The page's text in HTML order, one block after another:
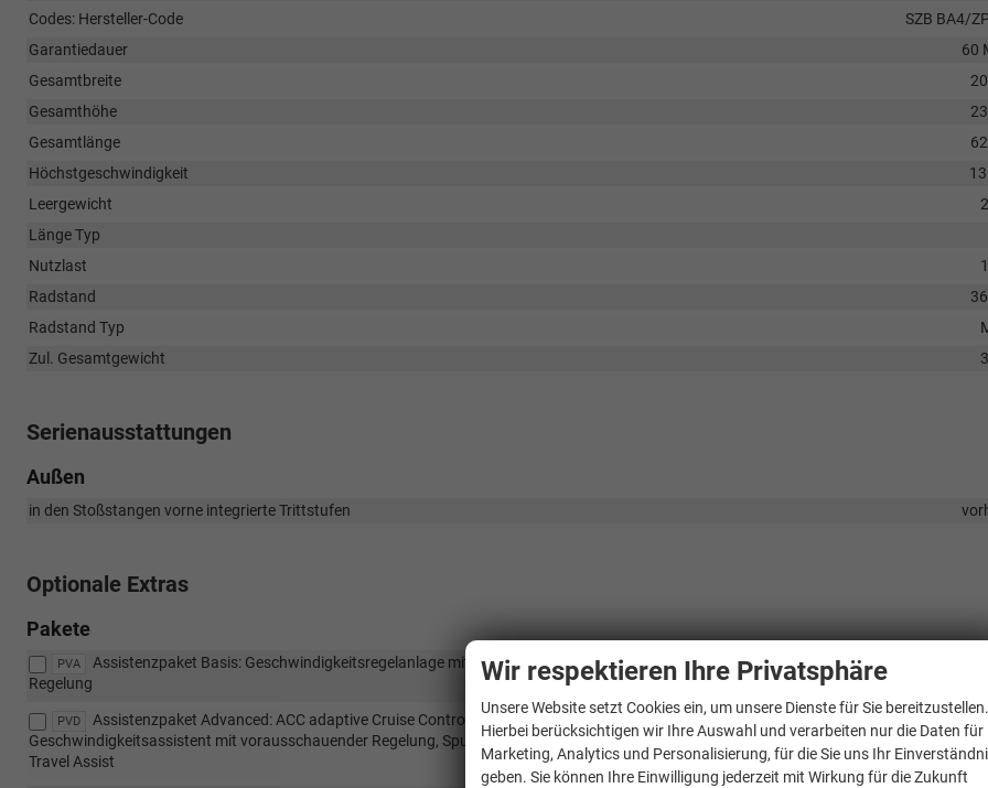
Codes: Hersteller-Code
SZB BA4/
Garantiedauer
60
Gesamtbreite
Gesamthöhe
Gesamtlänge
Höchstgeschwindigkeit
Leergewicht
Länge Typ
Nutzlast
Radstand
Radstand Typ
Zul. Gesamtgewicht
Serienausstattungen
Außen
in den Stoßstangen vorne integrierte Trittstufen
Optionale Extras
Pakete
PVA
Assistenzpaket Basis: Geschwindigkeitsregelanlage mit intelligentem Geschwindigkeitsassistent mit vorausschauender
Regelung
PVD
Assistenzpaket Advanced: ACC adaptive Cruise Control mit automatischer Distanzhaltung und intelligentem
Geschwindigkeitsassistent mit vorausschauender Regelung, Spurhalte Assistent Lane Assist mit Emergency Assist und Stauassistent inklusive
Travel Assist
Wir respektieren Ihre Privatsphäre
Unsere Website setzt Cookies ein, um unsere Dienste für Sie bereitzustellen.
Hierbei berücksichtigen wir Ihre Auswahl und verarbeiten nur die Daten für
Marketing, Analytics und Personalisierung, für die Sie uns Ihr
geben. Sie können Ihre Einwilligung jederzeit mit Wirkung für die Zukunft